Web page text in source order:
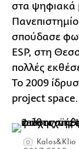
στα ψηφιακά
σπούδασε
ESP, στη
πολλές
Το 2009
project space.